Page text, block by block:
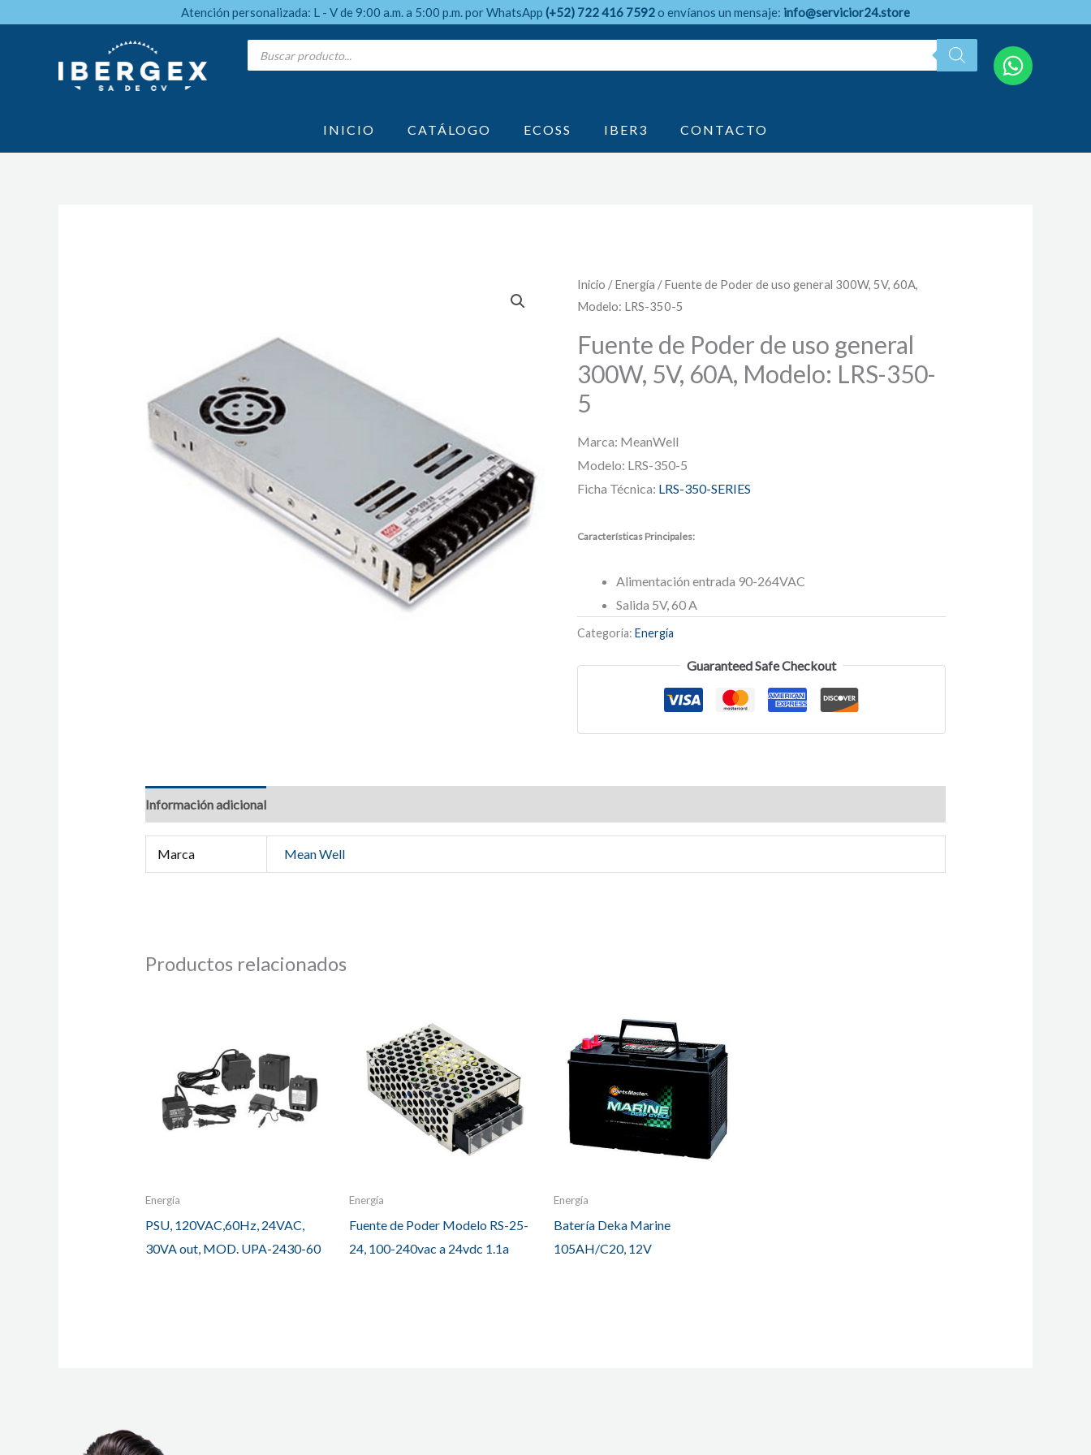
Atención personalizada: L - V de 9:00 a.m. a 5:00 p.m. por WhatsApp (+52) 722 416 7592o envíanos un mensaje: info@servicior24.store
Products
search
INICIO CATÁLOGO ECOSS IBER3 CONTACTO
Inicio /Energía / Fuente de Poder de uso general 300W, 5V, 60A,
Modelo: LRS-350-5
Fuente de Poder de uso general
300W, 5V, 60A, Modelo: LRS-350-
5
Marca: MeanWell
Modelo: LRS-350-5
Ficha Técnica: LRS-350-SERIES
Características Principales:
Alimentación entrada 90-264VAC
Salida 5V, 60 A
Categoría:Energía
Guaranteed Safe Checkout
Información adicional
Marca Mean Well
Productos relacionados
Energía
PSU, 120VAC,60Hz, 24VAC,
30VA out, MOD. UPA-2430-60
Energía
Fuente de Poder Modelo RS-25-
24, 100-240vac a 24vdc 1.1a
Energía
Batería Deka Marine
105AH/C20, 12V